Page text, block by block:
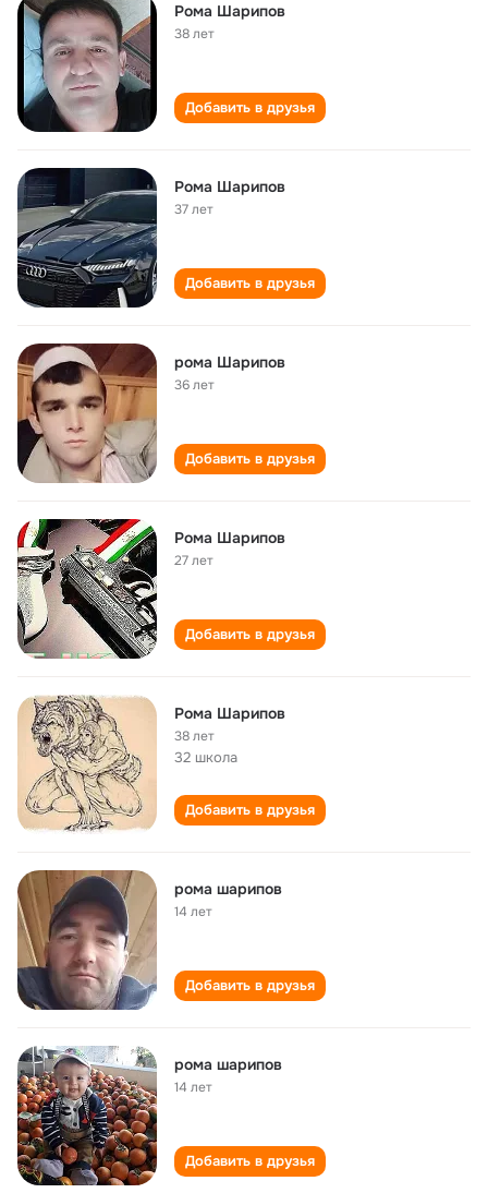
Рома Шарипов
38 лет
Добавить в друзья
Рома Шарипов
37 лет
Добавить в друзья
рома Шарипов
36 лет
Добавить в друзья
Рома Шарипов
27 лет
Добавить в друзья
Рома Шарипов
38 лет
32 школа
Добавить в друзья
рома шарипов
14 лет
Добавить в друзья
рома шарипов
14 лет
Добавить в друзья